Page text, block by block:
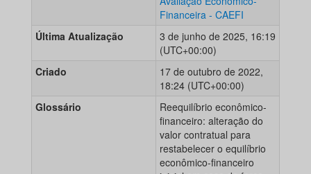
Financeira - CAEFI
Última Atualização
3 de junho de 2025, 16:19
(UTC+00:00)
Criado
17 de outubro de 2022,
18:24 (UTC+00:00)
Glossário
Reequilíbrio econômico-
financeiro: alteração do
valor contratual para
restabelecer o equilíbrio
econômico-financeiro